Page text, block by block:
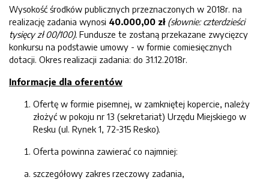
Wysokość środków publicznych przeznaczonych w 2018r. na
realizację zadania wynosi 40.000,00 zł (słownie:czterdzieści
tysięcy zł 00/100). Fundusze te zostaną przekazane zwycięzcy
konkursu na podstawie umowy - w formie comiesięcznych
dotacji. Okres realizacji zadania: do 31.12.2018r.
Informacje dla oferentów
Ofertę w formie pisemnej, w zamkniętej kopercie, należy
złożyć w pokoju nr 13 (sekretariat) Urzędu Miejskiego w
Resku (ul. Rynek 1, 72-315 Resko).
Oferta powinna zawierać co najmniej:
szczegółowy zakres rzeczowy zadania,